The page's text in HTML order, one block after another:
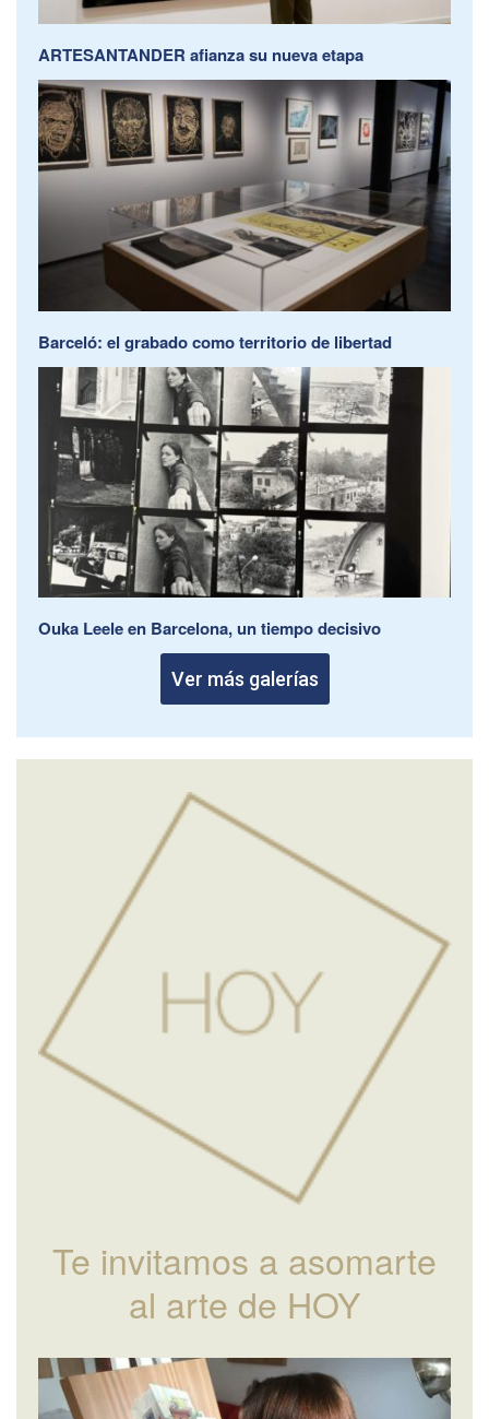
ARTESANTANDER afianza su nueva etapa
Barceló: el grabado como territorio de libertad
Ouka Leele en Barcelona, un tiempo decisivo
Ver más galerías
Te invitamos a asomarte
al arte de HOY